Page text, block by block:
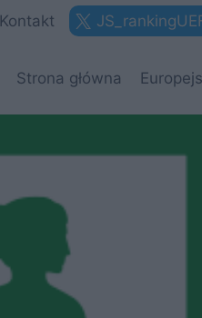
Kontakt
Strona główna